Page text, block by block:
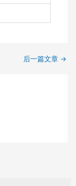
后一篇文章 →